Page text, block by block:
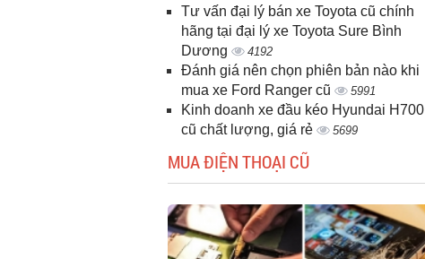
Tư vấn đại lý bán xe Toyota cũ chính
hãng tại đại lý xe Toyota Sure Bình
Dương
4192
Đánh giá nên chọn phiên bản nào khi
mua xe Ford Ranger cũ
5991
Kinh doanh xe đầu kéo Hyundai H700
cũ chất lượng, giá rẻ
5699
MUA ĐIỆN THOẠI CŨ